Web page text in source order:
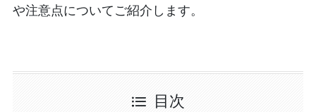
や注意点についてご紹介します。
目次